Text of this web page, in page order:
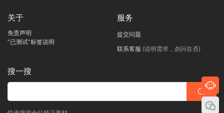
关于
免责声明
“已测试”标签说明
服务
提交问题
联系客服 (说明需求，勿问在否)
搜一搜